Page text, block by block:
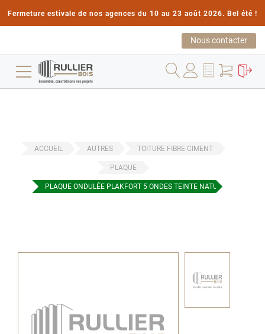
Fermeture estivale de nos agences du 10 au 23 août 2026. Bel été !
Nous contacter
ACCUEIL AUTRES TOITURE FIBRE CIMENT
PLAQUE
PLAQUE ONDULÉE PLAKFORT 5 ONDES TEINTE NATURELLE